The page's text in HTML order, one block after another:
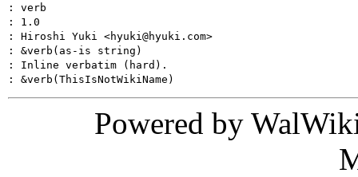
: verb
: 1.0
: Hiroshi Yuki <hyuki@hyuki.com>
: &verb(as-is string)
: Inline verbatim (hard).
Powered by